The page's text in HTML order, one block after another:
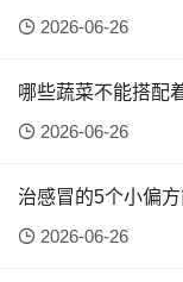
2026-06-26
哪些蔬菜不能搭配
2026-06-26
治感冒的5个小偏
2026-06-26